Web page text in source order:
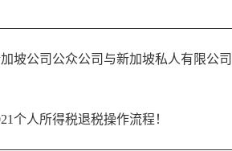
坡公司公众公司与新加坡私人有限公
个人所得税退税操作流程！